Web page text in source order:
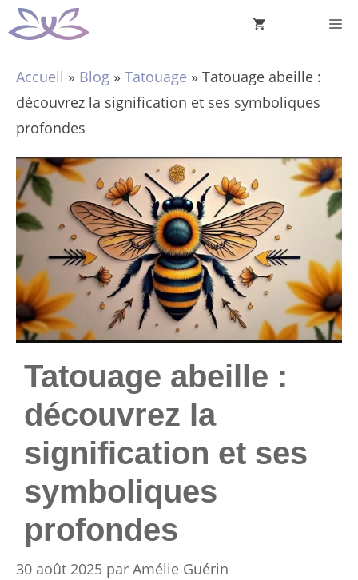
Aller
au
Accueil » Blog » Tatouage » Tatouage abeille :
découvrez la signification et ses symboliques
profondes
Tatouage abeille :
découvrez la
signification et ses
symboliques
profondes
30 août 2025 par Amélie Guérin